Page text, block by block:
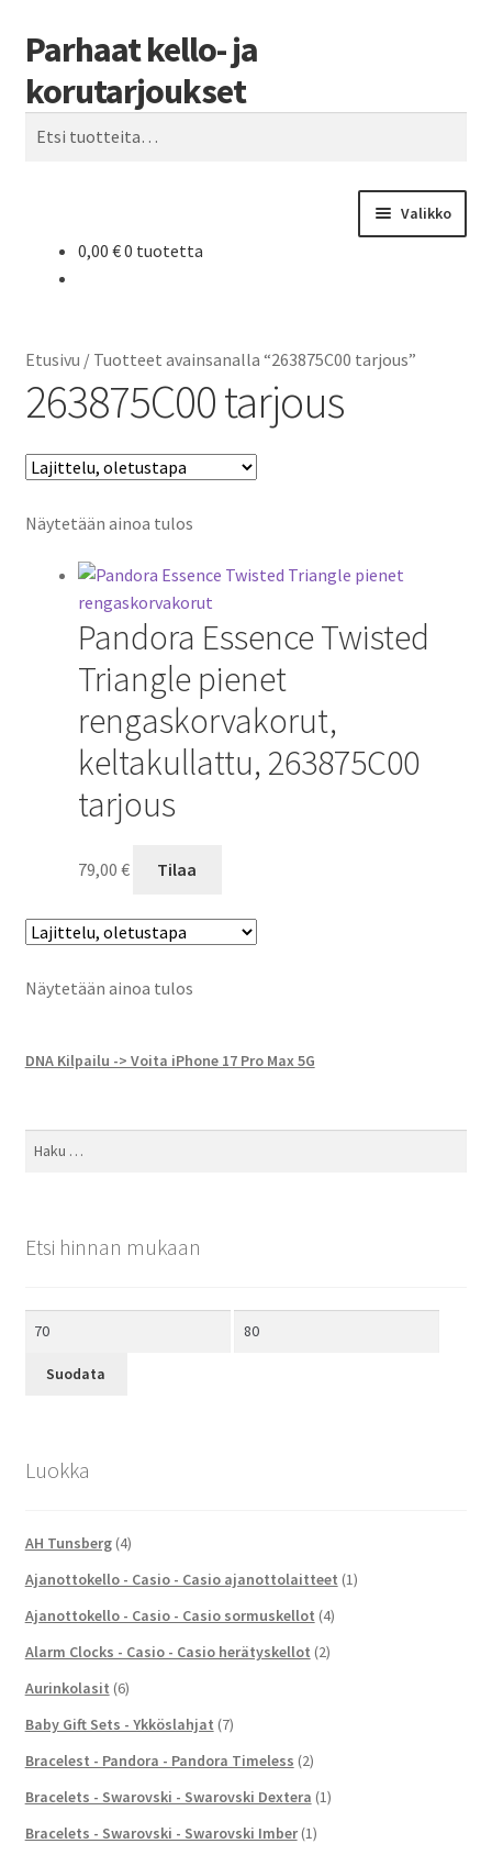
Siirry
navigointiin
Siirry
sisältöön
Parhaat kello- ja
korutarjoukset
Haku
Valikko
0,00 €0 tuotetta
Etusivu / Tuotteet avainsanalla “263875C00 tarjous”
263875C00 tarjous
Näytetään ainoa tulos
Pandora Essence Twisted
Triangle pienet
rengaskorvakorut,
keltakullattu, 263875C00
tarjous
79,00 € Tilaa
Näytetään ainoa tulos
DNA Kilpailu -> Voita iPhone 17 Pro Max 5G
Haku:
Etsi hinnan mukaan
Suodata
Luokka
AH Tunsberg (4)
Ajanottokello - Casio - Casio ajanottolaitteet (1)
Ajanottokello - Casio - Casio sormuskellot (4)
Alarm Clocks - Casio - Casio herätyskellot (2)
Aurinkolasit (6)
Baby Gift Sets - Ykköslahjat (7)
Bracelest - Pandora - Pandora Timeless (2)
Bracelets - Swarovski - Swarovski Dextera (1)
Bracelets - Swarovski - Swarovski Imber (1)